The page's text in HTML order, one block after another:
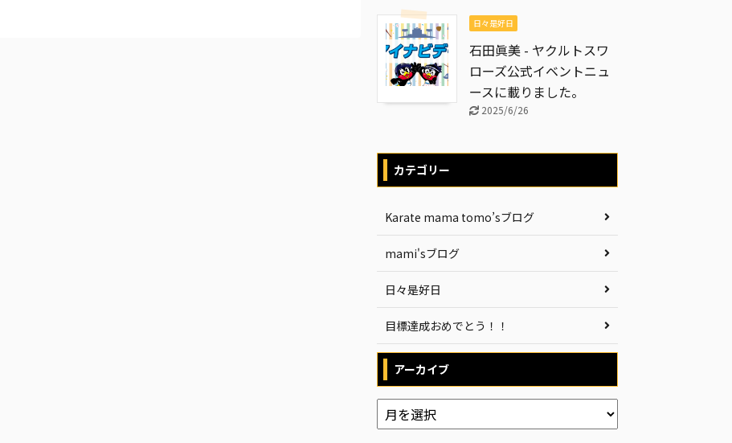
日々是好日
石田眞美 - ヤクルトスワ
ローズ公式イベントニュ
ースに載りました。
2025/6/26
カテゴリー
Karate mama tomo’sブログ
mami'sブログ
日々是好日
目標達成おめでとう！！
アーカイブ